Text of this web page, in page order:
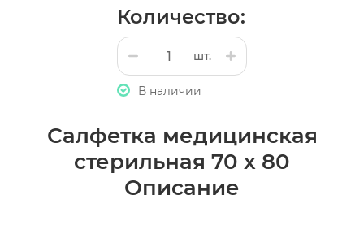
Салфетка медицинская
стерильная 70 х 80
Описание
Количество:
шт.
В наличии